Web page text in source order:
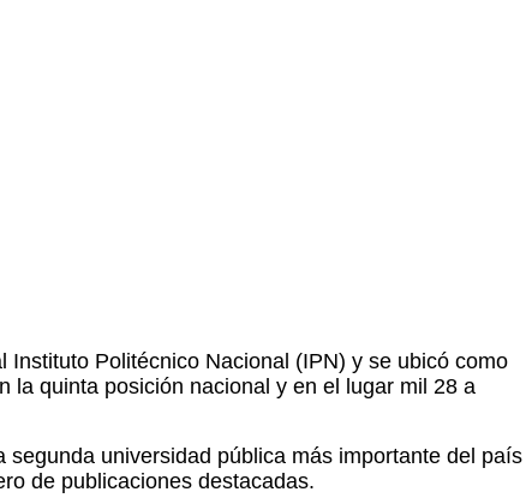
Politécnico Nacional (IPN) y se ubicó como
la quinta posición nacional y en el lugar mil 28 a
universidad pública más importante del país
de publicaciones destacadas.